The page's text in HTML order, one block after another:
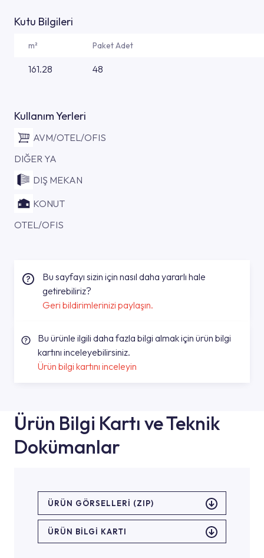
Kutu Bilgileri
m² Paket Adet
161.28 48
Kullanım Yerleri
AVM/OTEL/OFIS
DIĞER YA
DIŞ MEKAN
KONUT
OTEL/OFIS
Bu sayfayı sizin için nasıl daha yararlı hale
getirebiliriz?
Geri bildirimlerinizi paylaşın.
Bu ürünle ilgili daha fazla bilgi almak için ürün bilgi
kartını inceleyebilirsiniz.
Ürün bilgi kartını inceleyin
Ürün Bilgi Kartı ve Teknik
Dokümanlar
ÜRÜN GÖRSELLERI (ZIP)
ÜRÜN BILGI KARTI